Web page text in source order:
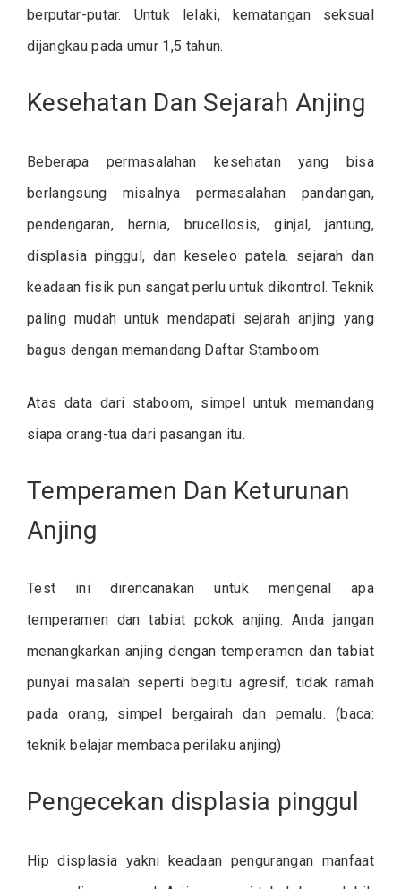
berputar-putar. Untuk lelaki, kematangan seksual
dijangkau pada umur 1,5 tahun.
Kesehatan Dan Sejarah Anjing
Beberapa permasalahan kesehatan yang bisa
berlangsung misalnya permasalahan pandangan,
pendengaran, hernia, brucellosis, ginjal, jantung,
displasia pinggul, dan keseleo patela. sejarah dan
keadaan fisik pun sangat perlu untuk dikontrol. Teknik
paling mudah untuk mendapati sejarah anjing yang
bagus dengan memandang Daftar Stamboom.
Atas data dari staboom, simpel untuk memandang
siapa orang-tua dari pasangan itu.
Temperamen Dan Keturunan
Anjing
Test ini direncanakan untuk mengenal apa
temperamen dan tabiat pokok anjing. Anda jangan
menangkarkan anjing dengan temperamen dan tabiat
punyai masalah seperti begitu agresif, tidak ramah
pada orang, simpel bergairah dan pemalu. (baca:
teknik belajar membaca perilaku anjing)
Pengecekan displasia pinggul
Hip displasia yakni keadaan pengurangan manfaat